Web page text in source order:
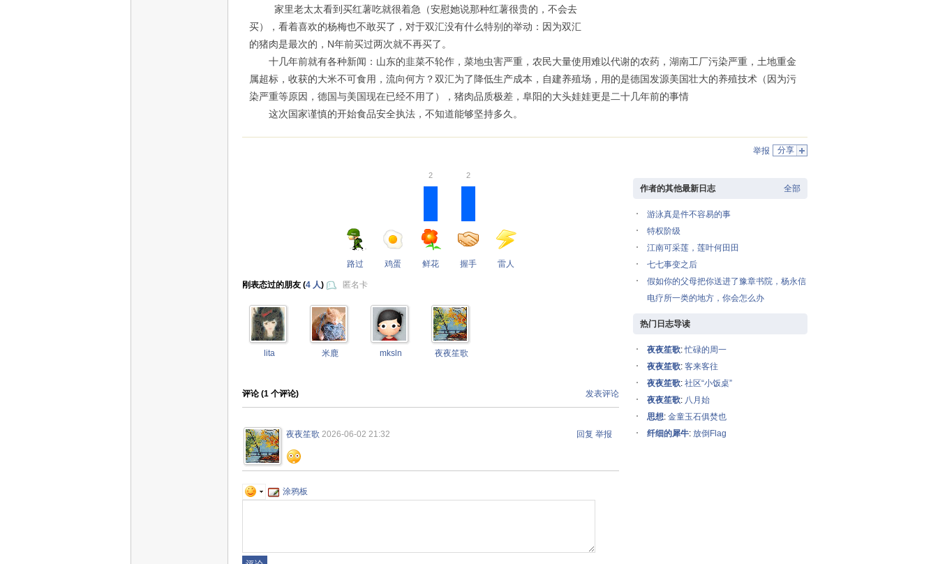
家里老太太看到买红薯吃就很着急（安慰她说那种红薯很贵的，不会去
买），看着喜欢的杨梅也不敢买了，对于双汇没有什么特别的举动：因为双汇
的猪肉是最次的，N年前买过两次就不再买了。
十几年前就有各种新闻：山东的韭菜不轮作，菜地虫害严重，农民大量使用难以代谢的农药，湖南工厂污染严重，土地重金
属超标，收获的大米不可食用，流向何方？双汇为了降低生产成本，自建养殖场，用的是德国发源美国壮大的养殖技术（因为污
染严重等原因，德国与美国现在已经不用了），猪肉品质极差，阜阳的大头娃娃更是二十几年前的事情
这次国家谨慎的开始食品安全执法，不知道能够坚持多久。
分享
举报
路过 鸡蛋
2
鲜花
2
握手 雷人
刚表态过的朋友 (4 人) 匿名卡
lita 米鹿 mksln 夜夜笙歌
发表评论
评论 (1 个评论)
回复 举报
夜夜笙歌 2026-06-02 21:32
涂鸦板
全部
作者的其他最新日志
游泳真是件不容易的事
特权阶级
江南可采莲，莲叶何田田
七七事变之后
假如你的父母把你送进了豫章书院，杨永信
电疗所一类的地方，你会怎么办
热门日志导读
夜夜笙歌:忙碌的周一
夜夜笙歌: 客来客往
夜夜笙歌: 社区“小饭桌”
夜夜笙歌: 八月始
思想: 金童玉石俱焚也
纤细的犀牛: 放倒Flag